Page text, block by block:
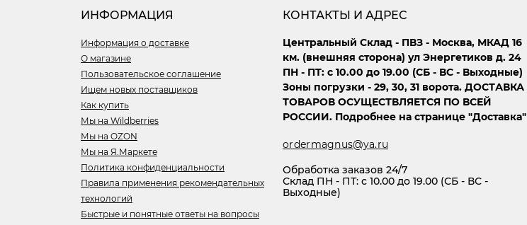
ИНФОРМАЦИЯ
Информация о доставке
О магазине
Пользовательское соглашение
Ищем новых поставщиков
Как купить
Мы на Wildberries
Мы на OZON
Мы на Я.Маркете
Политика конфиденциальности
Правила применения рекомендательных
технологий
Быстрые и понятные ответы на вопросы
КОНТАКТЫ И АДРЕС
Центральный Склад - ПВЗ - Москва, МКАД 16
км. (внешняя сторона) ул Энергетиков д. 24
ПН - ПТ: с 10.00 до 19.00 (СБ - ВС - Выходные)
Зоны погрузки - 29, 30, 31 ворота. ДОСТАВКА
ТОВАРОВ ОСУЩЕСТВЛЯЕТСЯ ПО ВСЕЙ
РОССИИ. Подробнее на странице "Доставка"
ordermagnus@ya.ru
Обработка заказов 24/7
Склад ПН - ПТ: с 10.00 до 19.00 (СБ - ВС -
Выходные)